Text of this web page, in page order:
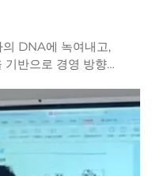
DNA에 녹여내고,
반으로 경영 방향을
준으로 모든 공정을 관